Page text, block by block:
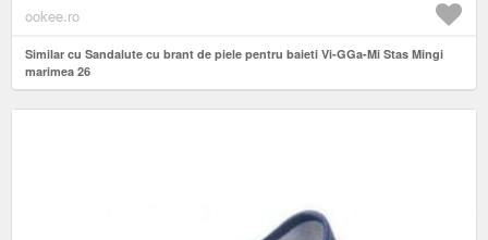
ookee.ro
Similar cu Sandalute cu brant de piele pentru baieti Vi-GGa-Mi Stas Mingi
marimea 26